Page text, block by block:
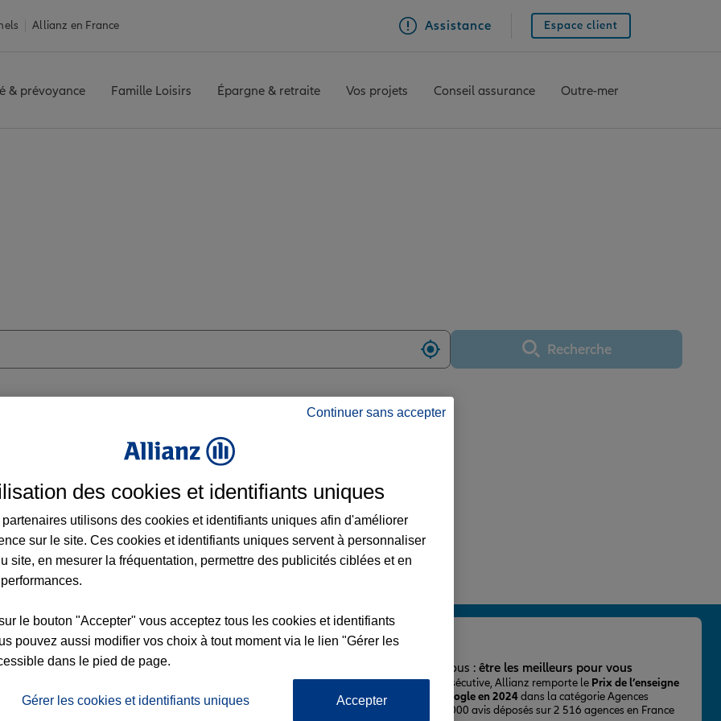
Allianz en France Assistance Espace client
& prévoyance Famille Loisirs Épargne & retraite Vos projets Conseil assurance Outre-mer
Utiliser ma positionRecherche
EN BAROEUL
Voir l'agence
EN BAROEUL
L'important pour nous : être les meilleurs pour vous
Pour la 2ème fois consécutive, Allianz remporte le Prix de l’enseigne
la mieux notée sur Google en 2024dans la catégorie Agences
d’Assurance, avec 43 000 avis déposés sur 2 516 agences en France
Continuer sans accepter
des cookies et identifiants uniques
partenaires utilisons des cookies et identifiants uniques afin d'améliorer
sur le site. Ces cookies et identifiants uniques servent à personnaliser
site, en mesurer la fréquentation, permettre des publicités ciblées et en
le bouton "Accepter" vous acceptez tous les cookies et identifiants
pouvez aussi modifier vos choix à tout moment via le lien "Gérer les
dans le pied de page.
Gérer les cookies et identifiants uniques Accepter